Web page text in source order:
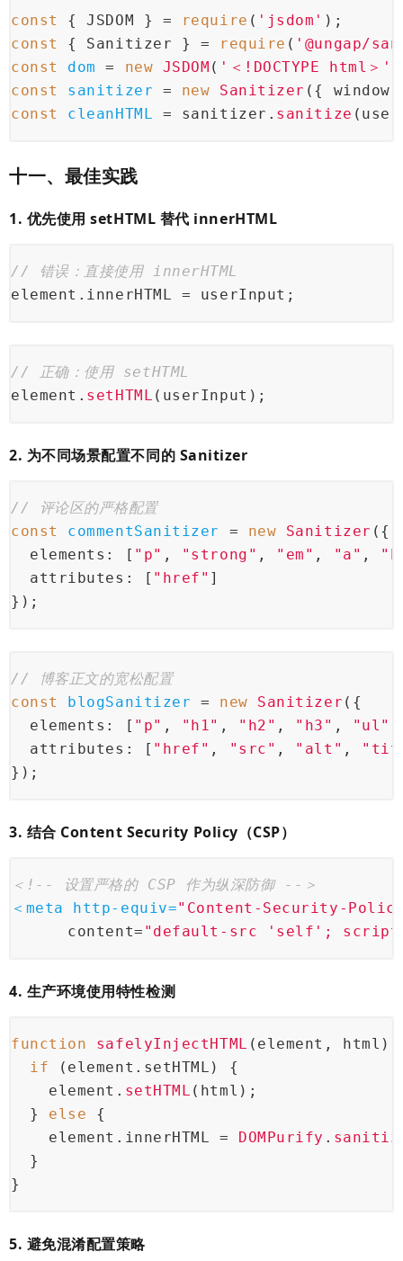
const { JSDOM } = require ( 'jsdom' );
const
{ Sanitizer } = require ( '@ungap/
const
dom = new JSDOM ( '＜!DOCTYPE html＞'
const
sanitizer = new Sanitizer ({ window
const
cleanHTML = sanitizer. sanitize
十一、最佳实践
1. 优先使用 setHTML 替代 innerHTML
// 错误：直接使用 innerHTML
element. innerHTML = userInput;
// 正确：使用 setHTML
element. setHTML (userInput);
2. 为不同场景配置不同的 Sanitizer
// 评论区的严格配置
const
commentSanitizer = new Sanitizer ({
elements : [ "p" , "strong" , "em" , "a" ,
attributes : [ "href" ]
});
// 博客正文的宽松配置
const
blogSanitizer = new Sanitizer ({
elements : [ "p" , "h1" , "h2" , "h3" , "ul"
attributes : [ "href" , "src" , "alt" ,
});
3. 结合 Content Security Policy（CSP）
＜!-- 设置严格的 CSP 作为纵深防御 --＞
＜ meta http-equiv="Content-Security-
content= "default-src 'self';
4. 生产环境使用特性检测
function safelyInjectHTML ( element, html )
if (element. setHTML ) {
element. setHTML (html);
} else {
element. innerHTML = DOMPurify .
}
}
5. 避免混淆配置策略